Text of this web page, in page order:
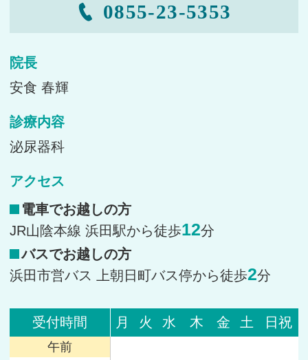
0855-23-5353
院長
安食 春輝
診療内容
泌尿器科
アクセス
電車でお越しの方
JR山陰本線 浜田駅から徒歩12分
バスでお越しの方
浜田市営バス 上朝日町バス停から徒歩2分
受付時間 月 火 水 木 金 土 日祝
午前